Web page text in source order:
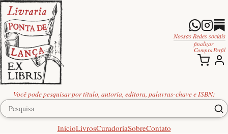
Você pode pesquisar por título, autoria, editora, palavras-chave e ISBN:
InícioLivrosCuradoriaSobreContato
Nossas Redes sociais
finalizar
Compra Perfil